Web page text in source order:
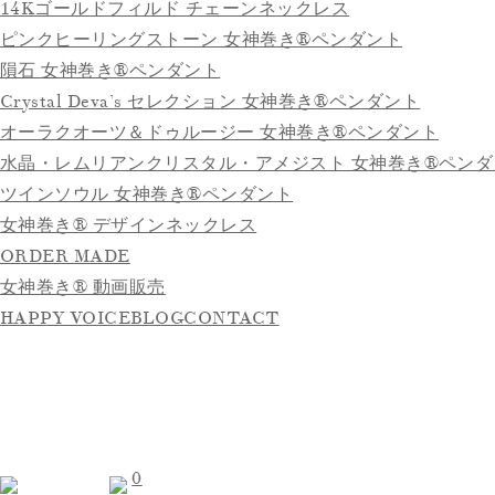
14Kゴールドフィルド チェーンネックレス
ピンクヒーリングストーン 女神巻き®ペンダント
隕石 女神巻き®ペンダント
Crystal Deva’s セレクション 女神巻き®ペンダント
オーラクオーツ＆ドゥルージー 女神巻き®ペンダント
水晶・レムリアンクリスタル・アメジスト 女神巻き®ペンダ
ツインソウル 女神巻き®ペンダント
女神巻き® デザインネックレス
ORDER MADE
女神巻き® 動画販売
HAPPY VOICEBLOGCONTACT
0